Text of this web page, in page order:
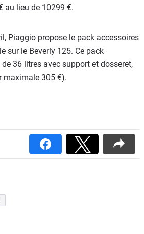
au lieu de 10299 €.
Piaggio propose le pack accessoires
sur le Beverly 125. Ce pack
36 litres avec support et dosseret,
maximale 305 €).